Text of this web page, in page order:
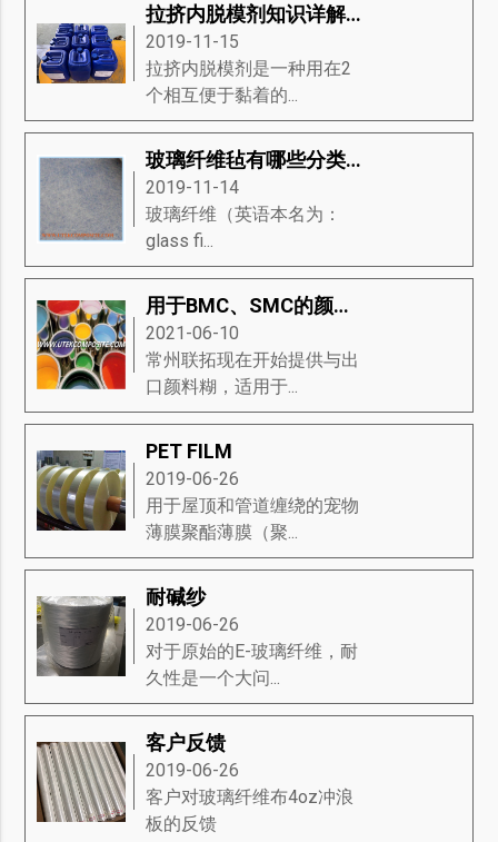
拉挤内脱模剂知识详解：拉挤内脱模剂是什么、类型有哪些？
2019-11-15
拉挤内脱模剂是一种用在2
个相互便于黏着的...
玻璃纤维毡有哪些分类？它们的优缺点分别有哪些？
2019-11-14
玻璃纤维（英语本名为：
glass fi...
用于BMC、SMC的颜料糊
2021-06-10
常州联拓现在开始提供与出
口颜料糊，适用于...
PET FILM
2019-06-26
用于屋顶和管道缠绕的宠物
薄膜聚酯薄膜（聚...
耐碱纱
2019-06-26
对于原始的E-玻璃纤维，耐
久性是一个大问...
客户反馈
2019-06-26
客户对玻璃纤维布4oz冲浪
板的反馈